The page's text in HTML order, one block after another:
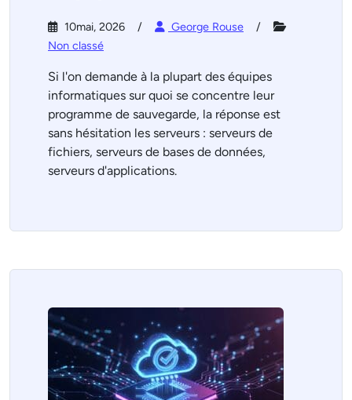
10mai, 2026
George Rouse
Non classé
Si l'on demande à la plupart des équipes
informatiques sur quoi se concentre leur
programme de sauvegarde, la réponse est
sans hésitation les serveurs : serveurs de
fichiers, serveurs de bases de données,
serveurs d'applications.